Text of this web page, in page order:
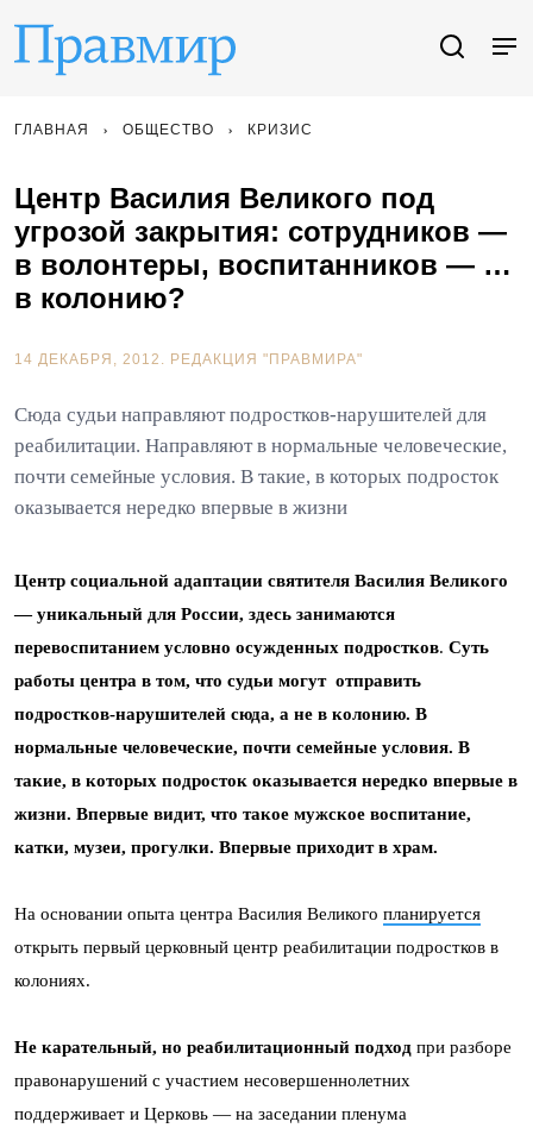
ГЛАВНАЯ ОБЩЕСТВО КРИЗИС
Центр Василия Великого под
угрозой закрытия: сотрудников —
в волонтеры, воспитанников — …
в колонию?
14 ДЕКАБРЯ, 2012. РЕДАКЦИЯ "ПРАВМИРА"
Сюда судьи направляют подростков-нарушителей для
реабилитации. Направляют в нормальные человеческие,
почти семейные условия. В такие, в которых подросток
оказывается нередко впервые в жизни
Центр социальной адаптации святителя Василия Великого
— уникальный для России, здесь занимаются
перевоспитанием условно осужденных подростков. Суть
работы центра в том, что судьи могут отправить
подростков-нарушителей сюда, а не в колонию. В
нормальные человеческие, почти семейные условия. В
такие, в которых подросток оказывается нередко впервые в
жизни. Впервые видит, что такое мужское воспитание,
катки, музеи, прогулки. Впервые приходит в храм.
На основании опыта центра Василия Великого планируется
открыть первый церковный центр реабилитации подростков в
колониях.
Не карательный, но реабилитационный подход при разборе
правонарушений с участием несовершеннолетних
поддерживает и Церковь — на заседании пленума